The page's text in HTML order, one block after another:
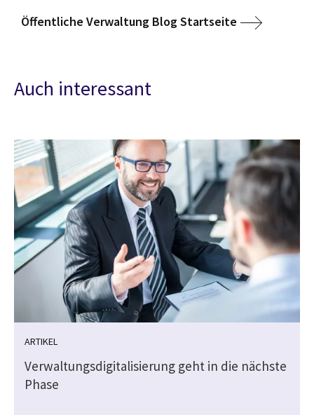
Öffentliche Verwaltung Blog Startseite
Auch interessant
ARTIKEL
Verwaltungsdigitalisierung geht in die nächste
Phase